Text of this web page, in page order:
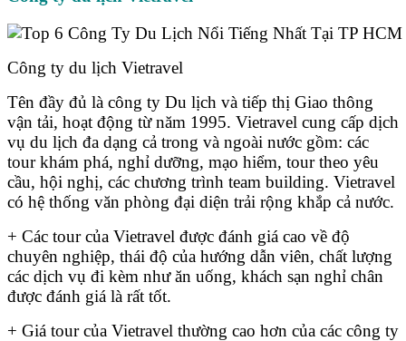
Công ty du lịch Vietravel
Tên đầy đủ là công ty Du lịch và tiếp thị Giao thông
vận tải, hoạt động từ năm 1995. Vietravel cung cấp dịch
vụ du lịch đa dạng cả trong và ngoài nước gồm: các
tour khám phá, nghỉ dưỡng, mạo hiểm, tour theo yêu
cầu, hội nghị, các chương trình team building. Vietravel
có hệ thống văn phòng đại diện trải rộng khắp cả nước.
+ Các tour của Vietravel được đánh giá cao về độ
chuyên nghiệp, thái độ của hướng dẫn viên, chất lượng
các dịch vụ đi kèm như ăn uống, khách sạn nghỉ chân
được đánh giá là rất tốt.
+ Giá tour của Vietravel thường cao hơn của các công ty